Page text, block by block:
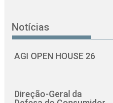
Notícias
AGI OPEN HOUSE 26
Direção-Geral da